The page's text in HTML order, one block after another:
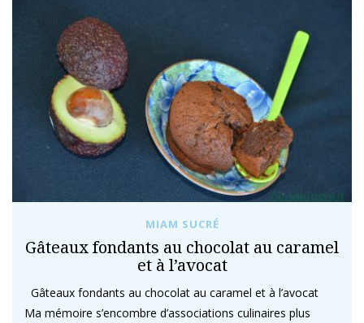
MIAM SUCRÉ
Gâteaux fondants au chocolat au caramel
et à l’avocat
Gâteaux fondants au chocolat au caramel et à l’avocat
Ma mémoire s’encombre d’associations culinaires plus